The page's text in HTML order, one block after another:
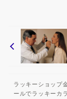
ラッキーショップ
ールでラッキーカ